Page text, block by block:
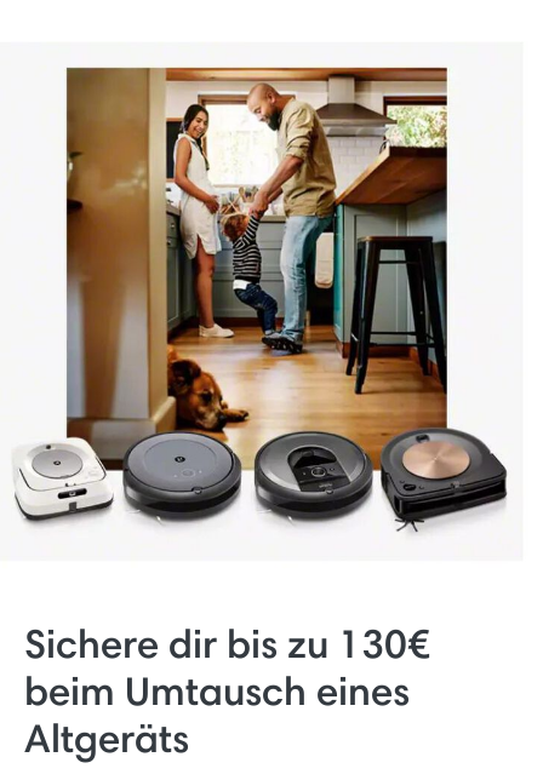
Sichere dir bis zu 130€
beim Umtausch eines
Altgeräts